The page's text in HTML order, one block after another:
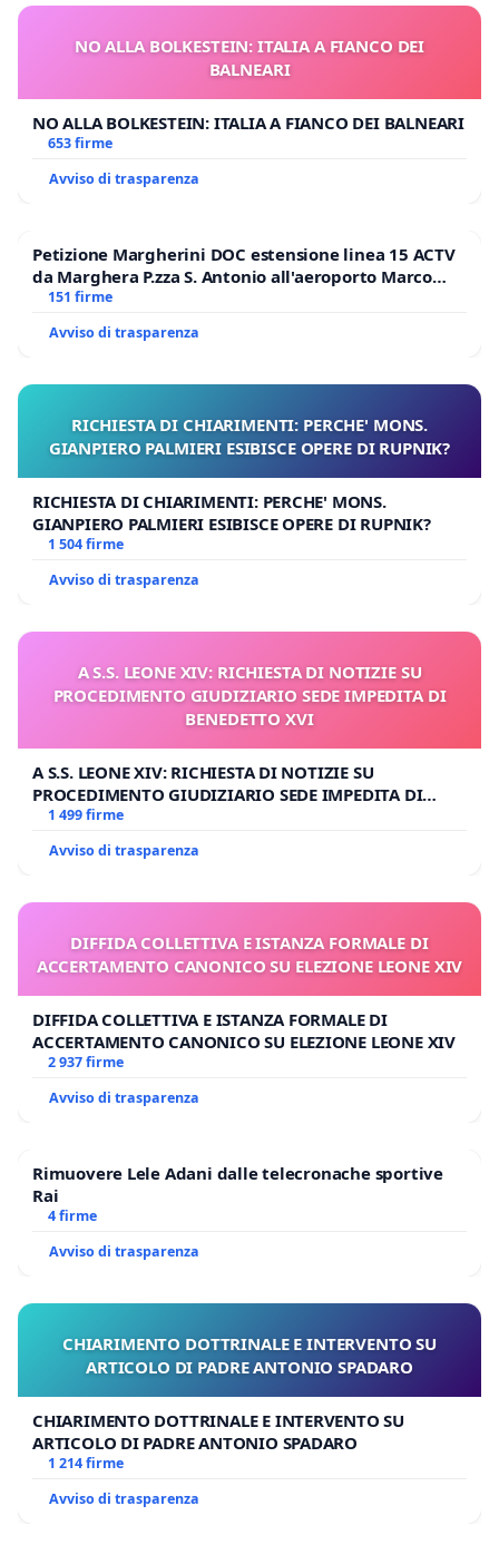
NO ALLA BOLKESTEIN: ITALIA A FIANCO DEI
BALNEARI
NO ALLA BOLKESTEIN: ITALIA A FIANCO DEI BALNEARI
653 firme
Avviso di trasparenza
Petizione Margherini DOC estensione linea 15 ACTV
da Marghera P.zza S. Antonio all'aeroporto Marco
Polo tariffa a € 1,50
151 firme
Avviso di trasparenza
RICHIESTA DI CHIARIMENTI: PERCHE' MONS.
GIANPIERO PALMIERI ESIBISCE OPERE DI RUPNIK?
RICHIESTA DI CHIARIMENTI: PERCHE' MONS.
GIANPIERO PALMIERI ESIBISCE OPERE DI RUPNIK?
1 504 firme
Avviso di trasparenza
A S.S. LEONE XIV: RICHIESTA DI NOTIZIE SU
PROCEDIMENTO GIUDIZIARIO SEDE IMPEDITA DI
BENEDETTO XVI
A S.S. LEONE XIV: RICHIESTA DI NOTIZIE SU
PROCEDIMENTO GIUDIZIARIO SEDE IMPEDITA DI
BENEDETTO XVI
1 499 firme
Avviso di trasparenza
DIFFIDA COLLETTIVA E ISTANZA FORMALE DI
ACCERTAMENTO CANONICO SU ELEZIONE LEONE XIV
DIFFIDA COLLETTIVA E ISTANZA FORMALE DI
ACCERTAMENTO CANONICO SU ELEZIONE LEONE XIV
2 937 firme
Avviso di trasparenza
Rimuovere Lele Adani dalle telecronache sportive
Rai
4 firme
Avviso di trasparenza
CHIARIMENTO DOTTRINALE E INTERVENTO SU
ARTICOLO DI PADRE ANTONIO SPADARO
CHIARIMENTO DOTTRINALE E INTERVENTO SU
ARTICOLO DI PADRE ANTONIO SPADARO
1 214 firme
Avviso di trasparenza